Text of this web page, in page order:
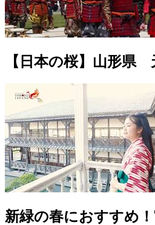
【日本の桜】山形県
新緑の春におすすめ